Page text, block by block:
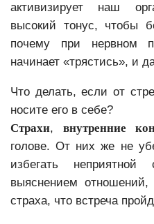
активизирует наш
высокий тонус, чтобы
почему при нервном
начинает «трястись», и
Что делать, если от
носите его в себе?
Страхи, внутренние
голове. От них же не
избегать
выяснением
страха, что встреча